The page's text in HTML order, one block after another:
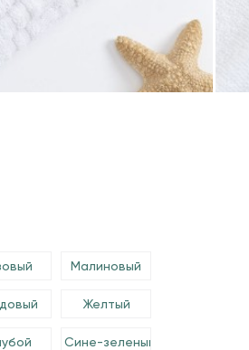
Малиновый
Желтый
Сине-зеленый